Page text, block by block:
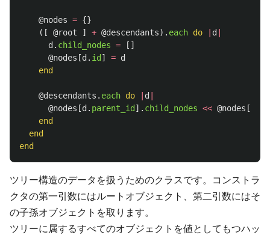
@nodes = {}
([
@root ] + @descendants). each do d
d . child_nodes =
[]
@nodes [d . id ] = d
end
@descendants . each do d
@nodes [d . parent_id ]. child_nodes << @nodes [
end
end
end
ツリー構造のデータを扱うためのクラスです。コンストラ
クタの第一引数にはルートオブジェクト、第二引数にはそ
の子孫オブジェクトを取ります。
ツリーに属するすべてのオブジェクトを値としてもつハッ